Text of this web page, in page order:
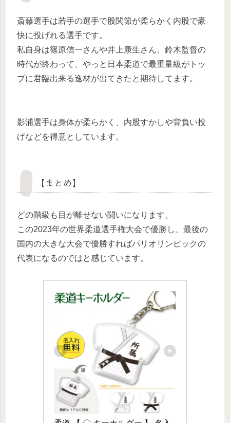
斎藤選手は若手の選手で股関節が柔らかく内股で豪
快に投げれる選手です。
私自身は篠原信一さんや井上康生さん、鈴木監督の
時代が終わって、やっと日本柔道で最重量級がトッ
プに君臨出来る逸材が出てきたと期待してます。
影浦選手は身体が柔らかく、内股すかしや背負い投
げなどを得意としています。
【まとめ】
どの階級も目が離せない闘いになります。
この2023年の世界柔道選手権大会で優勝し、最後の
国内の大きな大会で優勝すればパリオリンピックの
代表になるのではと感じています。